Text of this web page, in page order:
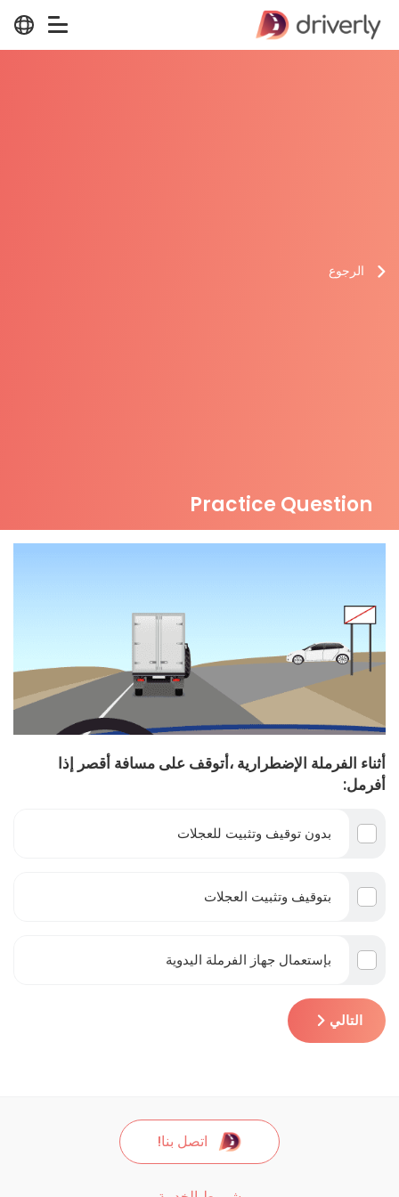
الرجوع
Practice Question
أثناء الفرملة الإضطرارية ،أتوقف على مسافة أقصر إذا
أفرمل:
بدون توقيف وتثبيت للعجلات
بتوقيف وتثبيت العجلات
بإستعمال جهاز الفرملة اليدوية
التالي
اتصل بنا!